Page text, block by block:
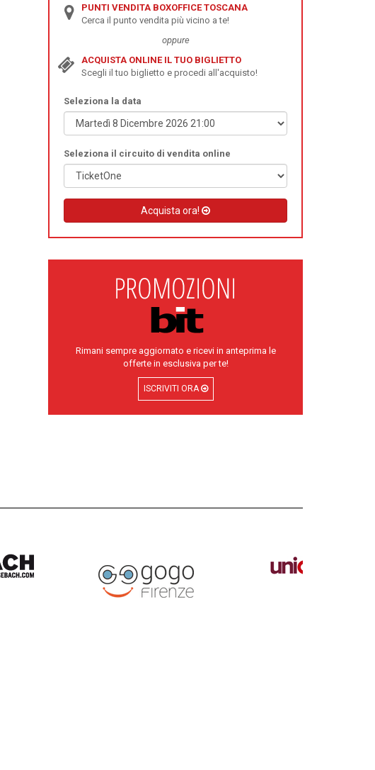
PUNTI VENDITA BOXOFFICE TOSCANA
Cerca il punto vendita più vicino a te!
oppure
ACQUISTA ONLINE IL TUO BIGLIETTO
Scegli il tuo biglietto e procedi all'acquisto!
Seleziona la data
Seleziona il circuito di vendita online
Acquista ora!
Rimani sempre aggiornato e ricevi in anteprima le
offerte in esclusiva per te!
ISCRIVITI ORA